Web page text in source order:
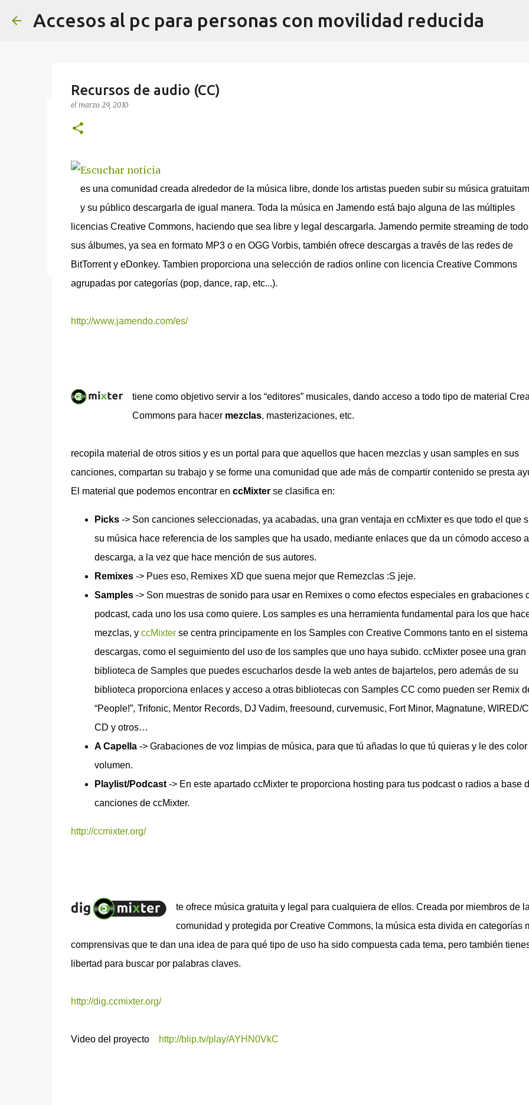
Ir al contenido principal
Accesos al pc para personas con movilidad reducida
Tablero de fiestas de Navidad de Murcia realizado con AsTeRICS Grid
Tablero de comunicación sobre las fiestas de Navidad con elementos que son típicos de Murcia, realizado con
Recursos de audio (CC)
el marzo 29, 2010
es una comunidad creada alrededor de la música libre, donde los artistas pueden subir su música
y su público descargarla de igual manera. Toda la música en Jamendo está bajo alguna de las múltiples
licencias Creative Commons, haciendo que sea libre y legal descargarla. Jamendo permite streaming de
sus álbumes, ya sea en formato MP3 o en OGG Vorbis, también ofrece descargas a través de las redes de
BitTorrent y eDonkey. Tambien proporciona una selección de radios online con licencia Creative Commons
agrupadas por categorías (pop, dance, rap, etc...).
http://www.jamendo.com/es/
tiene como objetivo servir a los “editores” musicales, dando acceso a todo tipo de material
Commons para hacer mezclas, masterizaciones, etc.
recopila material de otros sitios y es un portal para que aquellos que hacen mezclas y usan samples en sus
canciones, compartan su trabajo y se forme una comunidad que ade más de compartir contenido se presta
El material que podemos encontrar en ccMixterse clasifica en:
Picks-> Son canciones seleccionadas, ya acabadas, una gran ventaja en ccMixter es que todo el que
su música hace referencia de los samples que ha usado, mediante enlaces que da un cómodo acceso
descarga, a la vez que hace mención de sus autores.
Remixes-> Pues eso, Remixes XD que suena mejor que Remezclas :S jeje.
Samples-> Son muestras de sonido para usar en Remixes o como efectos especiales en grabaciones
podcast, cada uno los usa como quiere. Los samples es una herramienta fundamental para los que
mezclas, y ccMixterse centra principamente en los Samples con Creative Commons tanto en el
descargas, como el seguimiento del uso de los samples que uno haya subido. ccMixter posee una gran
biblioteca de Samples que puedes escucharlos desde la web antes de bajartelos, pero además de su
biblioteca proporciona enlaces y acceso a otras bibliotecas con Samples CC como pueden ser Remix
“People!”, Trifonic, Mentor Records, DJ Vadim, freesound, curvemusic, Fort Minor, Magnatune, WIRED/
CD y otros…
A Capella-> Grabaciones de voz limpias de música, para que tú añadas lo que tú quieras y le des color
volumen.
Playlist/Podcast-> En este apartado ccMixter te proporciona hosting para tus podcast o radios a base
canciones de ccMixter.
http://ccmixter.org/
te ofrece música gratuita y legal para cualquiera de ellos. Creada por miembros de la
comunidad y protegida por Creative Commons, la música esta divida en categorías
comprensivas que te dan una idea de para qué tipo de uso ha sido compuesta cada tema, pero también
libertad para buscar por palabras claves.
http://dig.ccmixter.org/
Video del proyecto http://blip.tv/play/AYHN0VkC